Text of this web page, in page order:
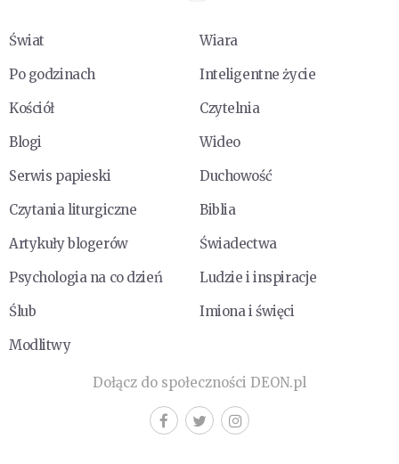
Świat
Wiara
Po godzinach
Inteligentne życie
Kościół
Czytelnia
Blogi
Wideo
Serwis papieski
Duchowość
Czytania liturgiczne
Biblia
Artykuły blogerów
Świadectwa
Psychologia na co dzień
Ludzie i inspiracje
Ślub
Imiona i święci
Modlitwy
Dołącz do społeczności DEON.pl